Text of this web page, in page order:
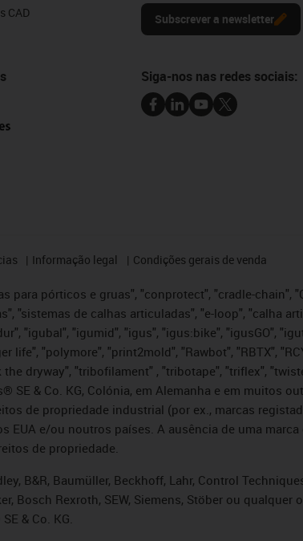
CAD
Subscrever a newsletter
Siga-nos nas redes sociais:
Informação legal Condições gerais de venda
para pórticos e gruas", "conprotect", "cradle-chain",
"sistemas de calhas articuladas", "e-loop", "calha
"igubal", "igumid", "igus", "igus:bike", "igusGO",
"polymore", "print2mold", "Rawbot", "RBTX",
dryway", "tribofilament" , "tribotape", "triflex",
SE & Co. KG, Colónia, em Alemanha e em muitos
de propriedade industrial (por ex., marcas
EUA e/ou noutros países. A ausência de uma
de propriedade.
B&R, Baumüller, Beckhoff, Lahr, Control
Bosch Rexroth, SEW, Siemens, Stöber ou
& Co. KG.